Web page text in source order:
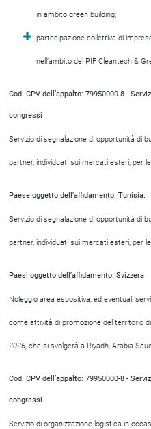
in ambito green building;
partecipazione collettiva di
nell’ambito del PIF Cleantech &
Cod. CPV dell’appalto: 79950000-8 -
congressi
Servizio di segnalazione di opportunità di
partner, individuati sui mercati esteri, per
Paese oggetto dell’affidamento: Tunisia.
Servizio di segnalazione di opportunità di
partner, individuati sui mercati esteri, per
Paesi oggetto dell’affidamento: Svizzera
Noleggio area espositiva, ed eventuali
come attività di promozione del territorio
2026, che si svolgerà a Riyadh, Arabia
Cod. CPV dell’appalto: 79950000-8 -
congressi
Servizio di organizzazione logistica in